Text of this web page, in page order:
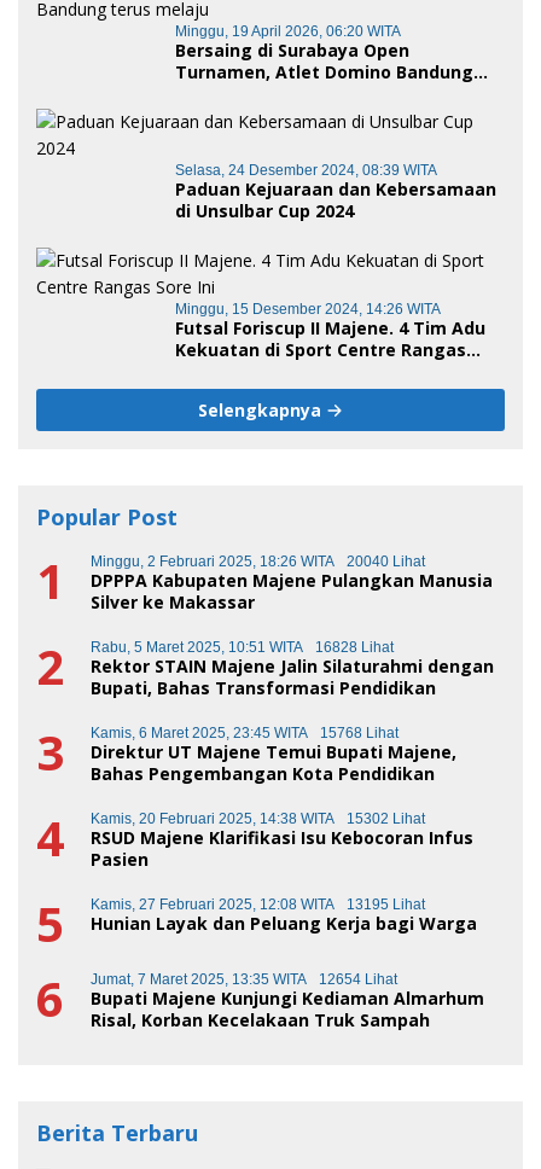
Minggu, 19 April 2026, 06:20 WITA
Bersaing di Surabaya Open
Turnamen, Atlet Domino Bandung
Selasa, 24 Desember 2024, 08:39 WITA
Paduan Kejuaraan dan Kebersamaan
di Unsulbar Cup 2024
Minggu, 15 Desember 2024, 14:26 WITA
Futsal Foriscup II Majene. 4 Tim Adu
Kekuatan di Sport Centre Rangas
Selengkapnya
Popular Post
1 Minggu, 2 Februari 2025, 18:26 WITA 20040 Lihat
DPPPA Kabupaten Majene Pulangkan Manusia
Silver ke Makassar
2 Rabu, 5 Maret 2025, 10:51 WITA 16828 Lihat
Rektor STAIN Majene Jalin Silaturahmi dengan
Bupati, Bahas Transformasi Pendidikan
3 Kamis, 6 Maret 2025, 23:45 WITA 15768 Lihat
Direktur UT Majene Temui Bupati Majene,
Bahas Pengembangan Kota Pendidikan
4 Kamis, 20 Februari 2025, 14:38 WITA 15302 Lihat
RSUD Majene Klarifikasi Isu Kebocoran Infus
Pasien
5 Kamis, 27 Februari 2025, 12:08 WITA 13195 Lihat
Hunian Layak dan Peluang Kerja bagi Warga
6 Jumat, 7 Maret 2025, 13:35 WITA 12654 Lihat
Bupati Majene Kunjungi Kediaman Almarhum
Risal, Korban Kecelakaan Truk Sampah
Berita Terbaru